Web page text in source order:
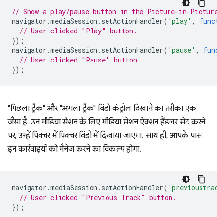
// Show a play/pause button in the Picture-in-Picture
navigator .mediaSession . setActionHandler( 'play' ,
// User clicked "Play" button.
});
navigator .mediaSession . setActionHandler( 'pause' ,
// User clicked "Pause" button.
});
"पिछला ट्रैक" और "अगला ट्रैक" विंडो कंट्रोल दिखाने का तरीका एक
जैसा है. उन मीडिया सेशन के लिए मीडिया सेशन ऐक्शन हैंडलर सेट करने
पर, उन्हें पिक्चर में पिक्चर विंडो में दिखाया जाएगा. साथ ही, आपके पास
इन कार्रवाइयों को मैनेज करने का विकल्प होगा.
navigator .mediaSession . setActionHandler(
// User clicked "Previous Track" button.
});